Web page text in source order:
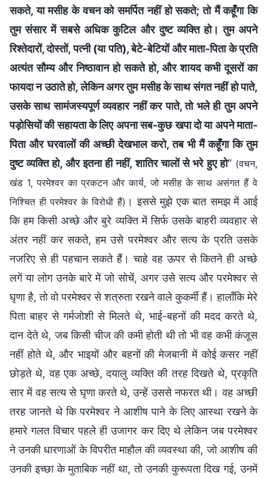
सकते, या मसीह के वचन को समर्पित नहीं हो सकते; तो मैं कहूँगा कि
तुम संसार में सबसे अधिक कुटिल और दुष्ट व्यक्ति हो। तुम अपने
रिश्तेदारों, दोस्तों, पत्नी (या पति), बेटे-बेटियों और माता-पिता के प्रति
अत्यंत सौम्य और निष्ठावान हो सकते हो, और शायद कभी दूसरों का
फायदा न उठाते हो, लेकिन अगर तुम मसीह के साथ संगत नहीं हो पाते,
उसके साथ सामंजस्यपूर्ण व्यवहार नहीं कर पाते, तो भले ही तुम अपने
पड़ोसियों की सहायता के लिए अपना सब-कुछ खपा दो या अपने माता-
पिता और घरवालों की अच्छी देखभाल करो, तब भी मैं कहूँगा कि तुम
दुष्ट व्यक्ति हो, और इतना ही नहीं, शातिर चालों से भरे हुए हो” (वचन,
खंड 1, परमेश्वर का प्रकटन और कार्य, जो मसीह के साथ असंगत हैं वे
निश्चित ही परमेश्वर के विरोधी हैं) । इससे मुझे एक बात समझ में आई
कि हम किसी अच्छे और बुरे व्यक्ति में सिर्फ उसके बाहरी व्यवहार से
अंतर नहीं कर सकते, हम उसे परमेश्वर और सत्य के प्रति उसके
नजरिए से ही पहचान सकते हैं। चाहे वह ऊपर से कितने ही अच्छे
लगें या लोग उनके बारे में जो सोचें, अगर उसे सत्य और परमेश्वर से
घृणा है, तो वो परमेश्वर से शत्रुता रखने वाले कुकर्मी हैं। हालाँकि मेरे
पिता बाहर से गर्मजोशी से मिलते थे, भाई-बहनों की मदद करते थे,
दान देते थे, जब किसी चीज की कमी होती थी तो भी वह कभी कंजूस
नहीं होते थे, और भाइयों और बहनों की मेजबानी में कोई कसर नहीं
छोड़ते थे, वह एक अच्छे, दयालु व्यक्ति की तरह दिखते थे, प्रकृति
सार में वह सत्य से घृणा करते थे, उन्हें उससे नफरत थी। वह अच्छी
तरह जानते थे कि परमेश्वर ने आशीष पाने के लिए आस्था रखने के
हमारे गलत विचार पहले ही उजागर कर दिए थे लेकिन जब परमेश्वर
ने उनकी धारणाओं के विपरीत माहौल की व्यवस्था की, जो आशीष की
उनकी इच्छा के मुताबिक नहीं था, तो उनकी कुरूपता दिख गई, उनमें